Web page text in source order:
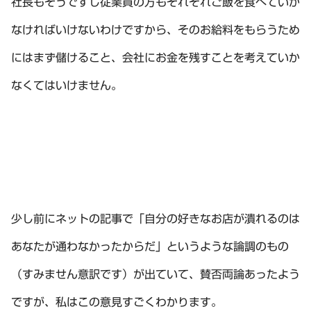
なければいけないわけですから、そのお給料をもらうため
にはまず儲けること、会社にお金を残すことを考えていか
なくてはいけません。
少し前にネットの記事で「自分の好きなお店が潰れるのは
あなたが通わなかったからだ」というような論調のもの
（すみません意訳です）が出ていて、賛否両論あったよう
ですが、私はこの意見すごくわかります。